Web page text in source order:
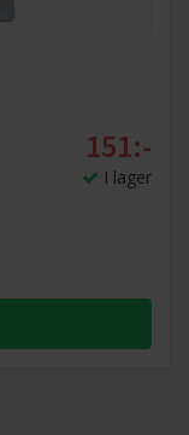
151:-
I lager